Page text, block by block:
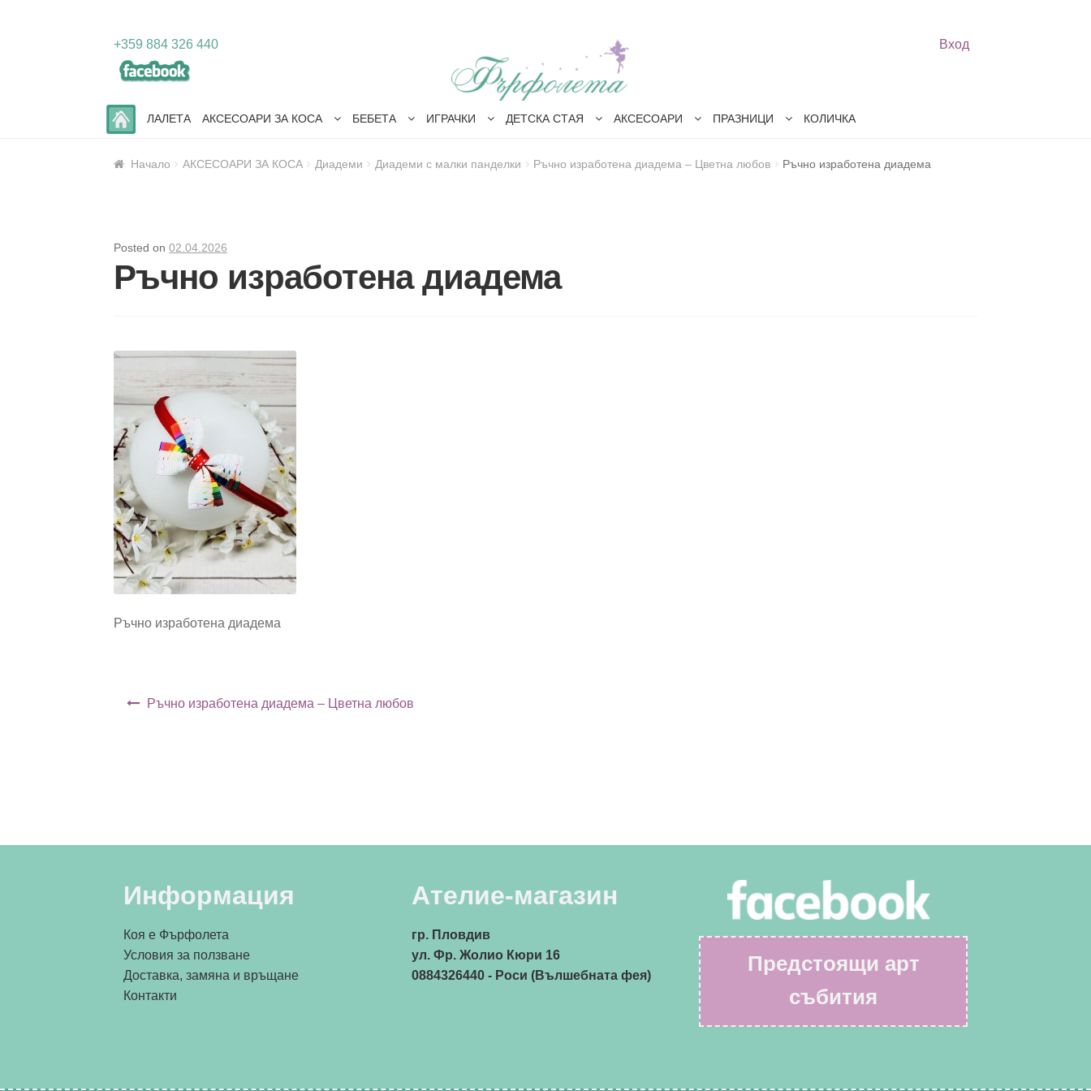
+359 884 326 440 Вход
Skip
to
navigation
Skip
to
content
ЛАЛЕТА АКСЕСОАРИ ЗА КОСА БЕБЕТА ИГРАЧКИ ДЕТСКА СТАЯ АКСЕСОАРИ ПРАЗНИЦИ КОЛИЧКА
Начало АКСЕСОАРИ ЗА КОСА Диадеми Диадеми с малки панделки Ръчно изработена диадема – Цветна любов Ръчно изработена диадема
Posted on02.04.2026
Ръчно изработена диадема
Ръчно изработена диадема
Навигация
Ръчно изработена диадема – Цветна любов
Информация
Коя е Фърфолета
Условия за ползване
Доставка, замяна и връщане
Контакти
Ателие-магазин
гр. Пловдив
ул. Фр. Жолио Кюри 16
0884326440- Роси (Вълшебната фея)
Предстоящи арт
събития